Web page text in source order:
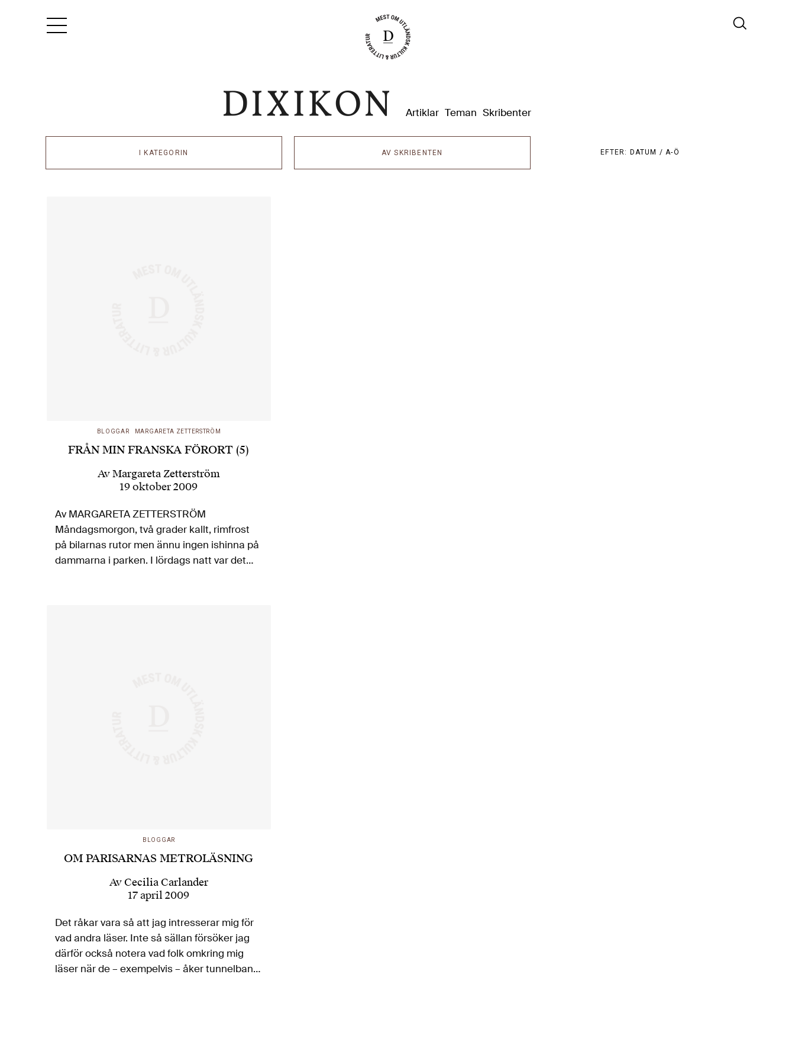
Artiklar Teman Skribenter
I KATEGORIN AV SKRIBENTEN EFTER: DATUM / A-Ö
BLOGGAR MARGARETA ZETTERSTRÖM
FRÅN MIN FRANSKA FÖRORT (5)
AvMargareta Zetterström
19 oktober 2009
Av MARGARETA ZETTERSTRÖM
Måndagsmorgon, två grader kallt, rimfrost
på bilarnas rutor men ännu ingen ishinna på
dammarna i parken. I lördags natt var det
BLOGGAR
OM PARISARNAS METROLÄSNING
AvCecilia Carlander
17 april 2009
Det råkar vara så att jag intresserar mig för
vad andra läser. Inte så sällan försöker jag
därför också notera vad folk omkring mig
läser när de – exempelvis – åker tunnelbana,